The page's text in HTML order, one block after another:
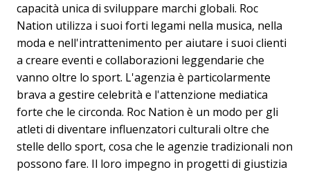
capacità unica di sviluppare marchi globali. Roc
Nation utilizza i suoi forti legami nella musica, nella
moda e nell'intrattenimento per aiutare i suoi clienti
a creare eventi e collaborazioni leggendarie che
vanno oltre lo sport. L'agenzia è particolarmente
brava a gestire celebrità e l'attenzione mediatica
forte che le circonda. Roc Nation è un modo per gli
atleti di diventare influenzatori culturali oltre che
stelle dello sport, cosa che le agenzie tradizionali non
possono fare. Il loro impegno in progetti di giustizia